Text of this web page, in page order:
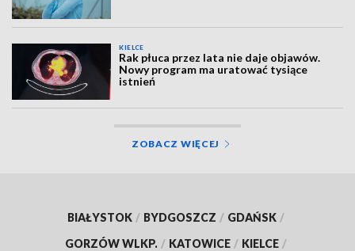
KIELCE
Rak płuca przez lata nie daje objawów.
Nowy program ma uratować tysiące
istnień
ZOBACZ WIĘCEJ
BIAŁYSTOK / BYDGOSZCZ / GDAŃSK /
GORZÓW WLKP. / KATOWICE / KIELCE /